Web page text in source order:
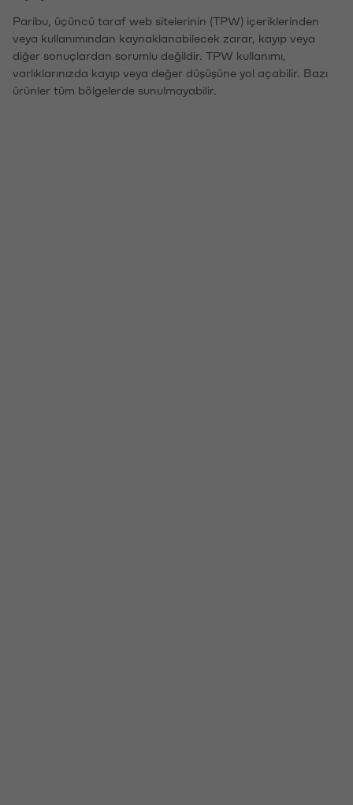
Paribu, üçüncü taraf web sitelerinin (TPW) içeriklerinden
veya kullanımından kaynaklanabilecek zarar, kayıp veya
diğer sonuçlardan sorumlu değildir. TPW kullanımı,
varlıklarınızda kayıp veya değer düşüşüne yol açabilir. Bazı
ürünler tüm bölgelerde sunulmayabilir.